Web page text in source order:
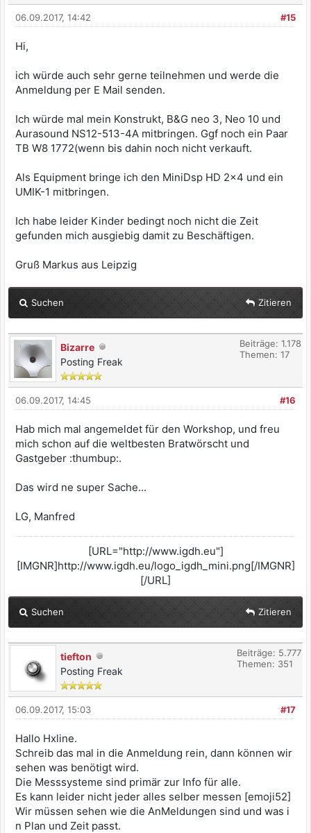
#15
06.09.2017, 14:42
Hi,
ich würde auch sehr gerne teilnehmen und werde die
Anmeldung per E Mail senden.
Ich würde mal mein Konstrukt, B&G neo 3, Neo 10 und
Aurasound NS12-513-4A mitbringen. Ggf noch ein Paar
TB W8 1772(wenn bis dahin noch nicht verkauft.
Als Equipment bringe ich den MiniDsp HD 2x4 und ein
UMIK-1 mitbringen.
Ich habe leider Kinder bedingt noch nicht die Zeit
gefunden mich ausgiebig damit zu Beschäftigen.
Gruß Markus aus Leipzig
Suchen Zitieren
Bizarre
Posting Freak
Beiträge: 1.178
Themen: 17
#16
06.09.2017, 14:45
Hab mich mal angemeldet für den Workshop, und freu
mich schon auf die weltbesten Bratwörscht und
Gastgeber :thumbup:.
Das wird ne super Sache...
LG, Manfred
[URL="http://www.igdh.eu"]
[IMGNR]http://www.igdh.eu/logo_igdh_mini.png[/IMGNR]
[/URL]
Suchen Zitieren
tiefton
Posting Freak
Beiträge: 5.777
Themen: 351
#17
06.09.2017, 15:03
Hallo Hxline.
Schreib das mal in die Anmeldung rein, dann können wir
sehen was benötigt wird.
Die Messsysteme sind primär zur Info für alle.
Es kann leider nicht jeder alles selber messen [emoji52]
Wir müssen sehen wie die AnMeldungen sind und was i
n Plan und Zeit passt.